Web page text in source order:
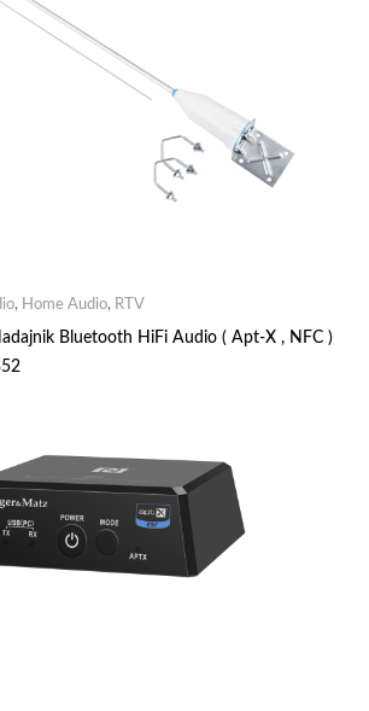
, Home Audio, RTV
Bluetooth HiFi Audio ( Apt-X , NFC )